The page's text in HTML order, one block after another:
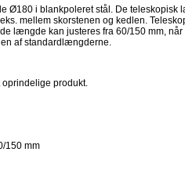
Ø180 i blankpoleret stål. De teleskopisk
mellem skorstenen og kedlen.
længde kan justeres fra 60/150 mm, når
af standardlængderne.
oprindelige produkt.
150 mm